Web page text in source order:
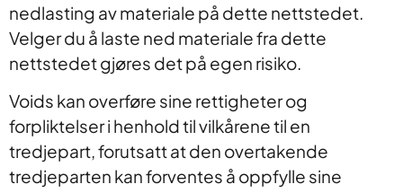
nedlasting av materiale på dette nettstedet.
Velger du å laste ned materiale fra dette
nettstedet gjøres det på egen risiko.
Voids kan overføre sine rettigheter og
forpliktelser i henhold til vilkårene til en
tredjepart, forutsatt at den overtakende
tredjeparten kan forventes å oppfylle sine